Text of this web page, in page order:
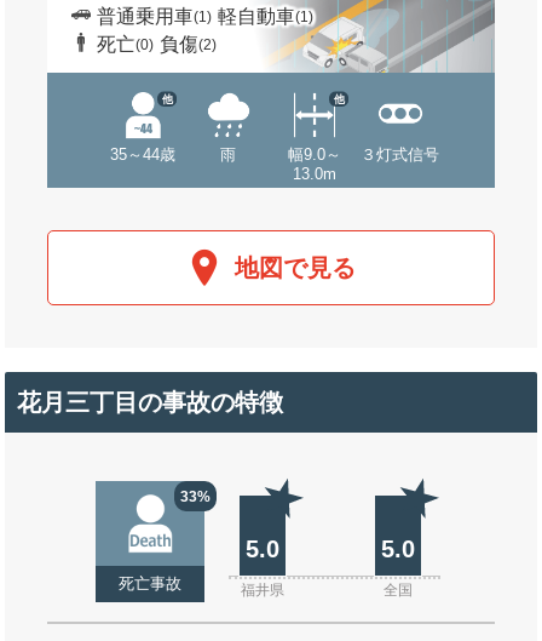
普通乗用車(1) 軽自動車(1)
死亡(0) 負傷(2)
35～44歳
他
雨
幅9.0～
13.0m
他
３灯式信号
地図で見る
花月三丁目の事故の特徴
33%
死亡事故
5.0 5.0
福井県 全国